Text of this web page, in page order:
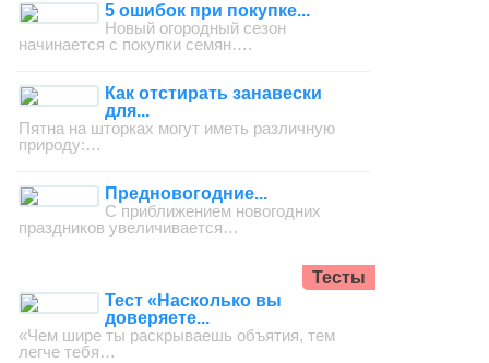
5 ошибок при покупке...
Новый огородный сезон
начинается с покупки семян….
Как отстирать занавески
для...
Пятна на шторках могут иметь различную
природу:…
Предновогодние...
С приближением новогодних
праздников увеличивается…
Тесты
Тест «Насколько вы
доверяете...
«Чем шире ты раскрываешь объятия, тем
легче тебя…